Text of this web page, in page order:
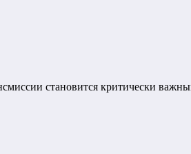
становится критически